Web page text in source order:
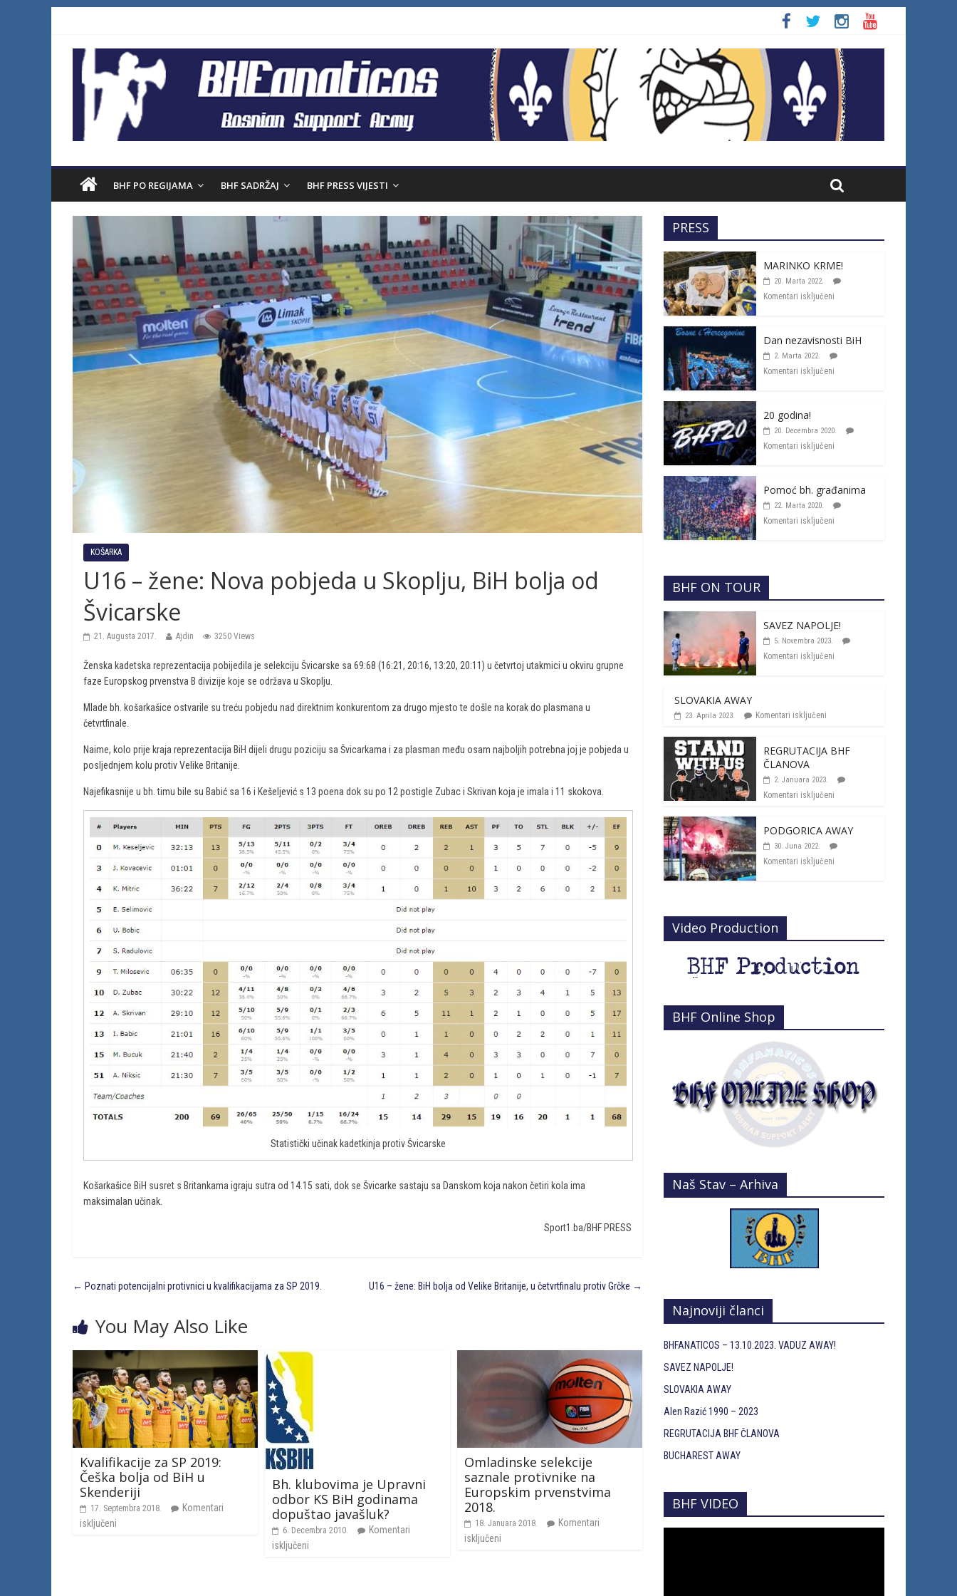
BHF PO REGIJAMA BHF SADRŽAJ BHF PRESS VIJESTI
KOŠARKA
U16 – žene: Nova pobjeda u Skoplju, BiH bolja od
Švicarske
21. Augusta 2017. Ajdin 3250 Views
Ženska kadetska reprezentacija pobijedila je selekciju Švicarske sa 69:68 (16:21, 20:16, 13:20, 20:11) u četvrtoj utakmici u okviru grupne
faze Europskog prvenstva B divizije koje se održava u Skoplju.
Mlade bh. košarkašice ostvarile su treću pobjedu nad direktnim konkurentom za drugo mjesto te došle na korak do plasmana u
četvrtfinale.
Naime, kolo prije kraja reprezentacija BiH dijeli drugu poziciju sa Švicarkama i za plasman među osam najboljih potrebna joj je pobjeda u
posljednjem kolu protiv Velike Britanije.
Najefikasnije u bh. timu bile su Babić sa 16 i Kešeljević s 13 poena dok su po 12 postigle Zubac i Skrivan koja je imala i 11 skokova.
Statistički učinak kadetkinja protiv Švicarske
Košarkašice BiH susret s Britankama igraju sutra od 14.15 sati, dok se Švicarke sastaju sa Danskom koja nakon četiri kola ima
maksimalan učinak.
Sport1.ba/BHF PRESS
← Poznati potencijalni protivnici u kvalifikacijama za SP 2019. U16 – žene: BiH bolja od Velike Britanije, u četvrtfinalu protiv Grčke →
You May Also Like
Kvalifikacije za SP 2019:
Češka bolja od BiH u
Skenderiji
17. Septembra 2018.
Komentari
isključeni
Bh. klubovima je Upravni
odbor KS BiH godinama
dopuštao javašluk?
6. Decembra 2010.
Komentari
isključeni
Omladinske selekcije
saznale protivnike na
Europskim prvenstvima
2018.
18. Januara 2018.
Komentari
isključeni
PRESS
MARINKO KRME!
20. Marta 2022.
Komentari isključeni
Dan nezavisnosti BiH
2. Marta 2022.
Komentari isključeni
20 godina!
20. Decembra 2020.
Komentari isključeni
Pomoć bh. građanima
22. Marta 2020.
Komentari isključeni
BHF ON TOUR
SAVEZ NAPOLJE!
5. Novembra 2023.
Komentari isključeni
SLOVAKIA AWAY
23. Aprila 2023. Komentari isključeni
REGRUTACIJA BHF
ČLANOVA
2. Januara 2023.
Komentari isključeni
PODGORICA AWAY
30. Juna 2022.
Komentari isključeni
Video Production
BHF Online Shop
Naš Stav – Arhiva
Najnoviji članci
BHFANATICOS – 13.10.2023. VADUZ AWAY!
SAVEZ NAPOLJE!
SLOVAKIA AWAY
Alen Razić 1990 – 2023
REGRUTACIJA BHF ČLANOVA
BUCHAREST AWAY
BHF VIDEO